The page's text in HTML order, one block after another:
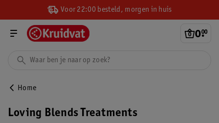
Voor 22:00 besteld, morgen in huis
0.
00
Home
Loving Blends Treatments